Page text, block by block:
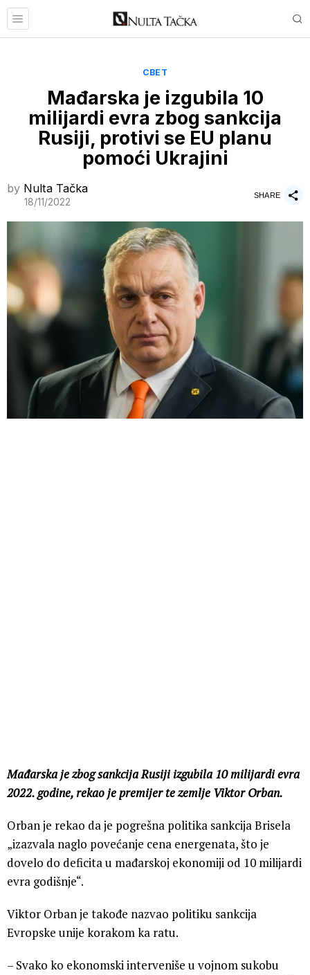
СВЕТ
Mađarska je izgubila 10
milijardi evra zbog sankcija
Rusiji, protivi se EU planu
pomoći Ukrajini
by Nulta Tačka
18/11/2022
SHARE
Mađarska je zbog sankcija Rusiji izgubila 10 milijardi evra
2022. godine, rekao je premijer te zemlje Viktor Orban.
Orban je rekao da je pogrešna politika sankcija Brisela
„izazvala naglo povećanje cena energenata, što je
dovelo do deficita u mađarskoj ekonomiji od 10 milijardi
evra godišnje“.
Viktor Orban je takođe nazvao politiku sankcija
Evropske unije korakom ka ratu.
– Svako ko ekonomski interveniše u vojnom sukobu